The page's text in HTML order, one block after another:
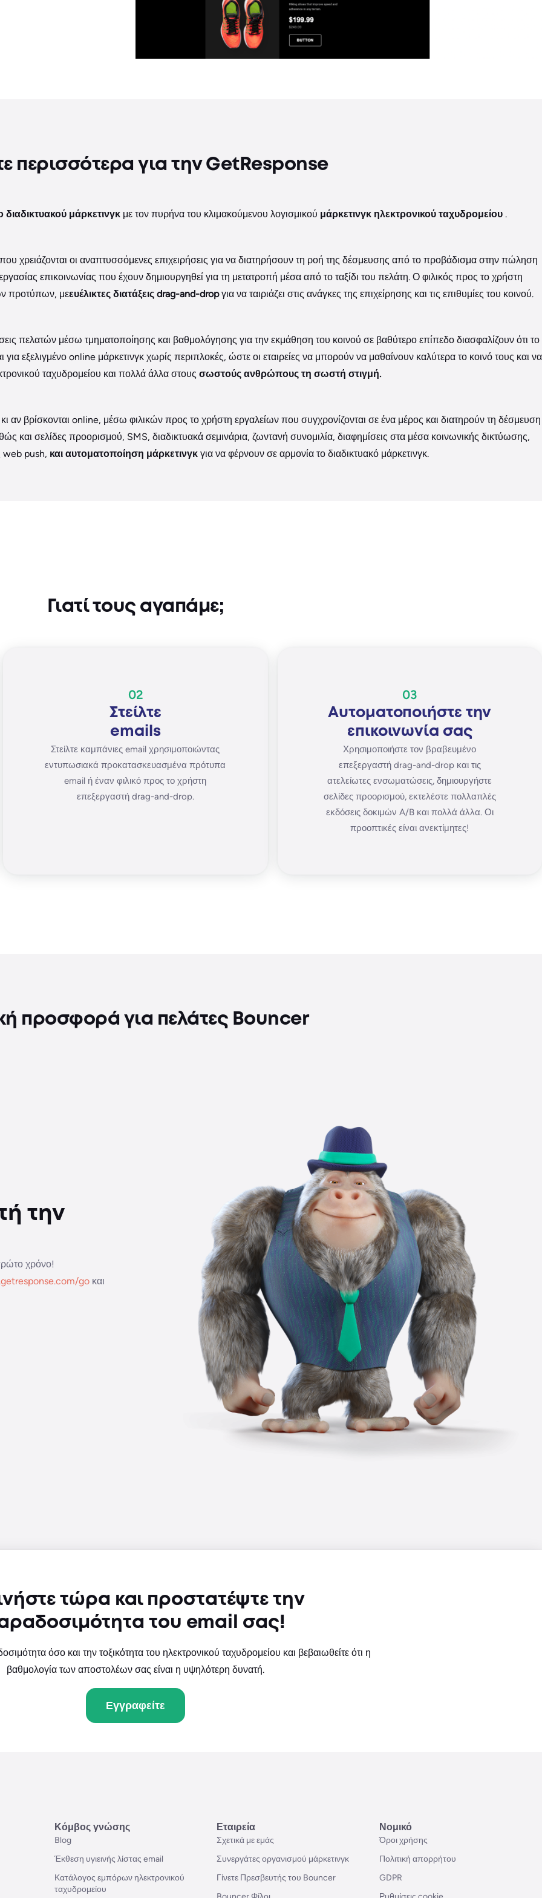
περισσότερα για την GetResponse
διαδικτυακού μάρκετινγκμε τον πυρήνα του κλιμακούμενου λογισμικού μάρκετινγκ ηλεκτρονικού ταχυδρομείου.
που χρειάζονται οι αναπτυσσόμενες επιχειρήσεις για να διατηρήσουν τη ροή της δέσμευσης από το προβάδισμα στην πώληση
επικοινωνίας που έχουν δημιουργηθεί για τη μετατροπή μέσα από το ταξίδι του πελάτη. Ο φιλικός προς το χρήστη
προτύπων, μεευέλικτες διατάξεις drag-and-dropγια να ταιριάζει στις ανάγκες της επιχείρησης και τις επιθυμίες του κοινού.
πελατών μέσω τμηματοποίησης και βαθμολόγησης για την εκμάθηση του κοινού σε βαθύτερο επίπεδο διασφαλίζουν ότι το
εξελιγμένο online μάρκετινγκ χωρίς περιπλοκές, ώστε οι εταιρείες να μπορούν να μαθαίνουν καλύτερα το κοινό τους και να
ταχυδρομείου και πολλά άλλα στους σωστούς ανθρώπους τη σωστή στιγμή.
κι αν βρίσκονται online, μέσω φιλικών προς το χρήστη εργαλείων που συγχρονίζονται σε ένα μέρος και διατηρούν τη δέσμευση
και σελίδες προορισμού, SMS, διαδικτυακά σεμινάρια, ζωντανή συνομιλία, διαφημίσεις στα μέσα κοινωνικής δικτύωσης,
web push, και αυτοματοποίηση μάρκετινγκ για να φέρνουν σε αρμονία το διαδικτυακό μάρκετινγκ.
Γιατί τους αγαπάμε;
02
Στείλτε
emails
Στείλτε καμπάνιες email χρησιμοποιώντας
εντυπωσιακά προκατασκευασμένα πρότυπα
email ή έναν φιλικό προς το χρήστη
επεξεργαστή drag-and-drop.
03
Αυτοματοποιήστε την
επικοινωνία σας
Χρησιμοποιήστε τον βραβευμένο
επεξεργαστή drag-and-drop και τις
ατελείωτες ενσωματώσεις, δημιουργήστε
σελίδες προορισμού, εκτελέστε πολλαπλές
εκδόσεις δοκιμών A/B και πολλά άλλα. Οι
προοπτικές είναι ανεκτίμητες!
προσφορά για πελάτες Bouncer
την
χρόνο!
go και
τώρα και προστατέψτε την
του email σας!
όσο και την τοξικότητα του ηλεκτρονικού ταχυδρομείου και βεβαιωθείτε ότι η
βαθμολογία των αποστολέων σας είναι η υψηλότερη δυνατή.
Εγγραφείτε
Κόμβος γνώσης
Blog
Έκθεση υγιεινής λίστας email
Κατάλογος εμπόρων ηλεκτρονικού
ταχυδρομείου
Εταιρεία
Σχετικά με εμάς
Συνεργάτες οργανισμού μάρκετινγκ
Γίνετε Πρεσβευτής του Bouncer
Νομικό
Όροι χρήσης
Πολιτική απορρήτου
GDPR